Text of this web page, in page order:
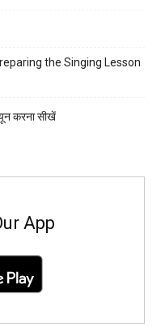
the Singing Lesson
करना सीखें
App